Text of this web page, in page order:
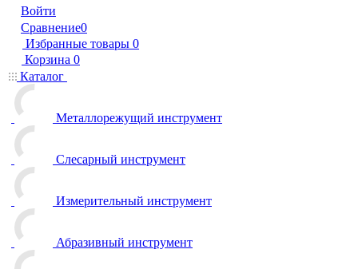
Войти
Сравнение0
Избранные товары 0
Корзина 0
Каталог
Металлорежущий инструмент
Слесарный инструмент
Измерительный инструмент
Абразивный инструмент